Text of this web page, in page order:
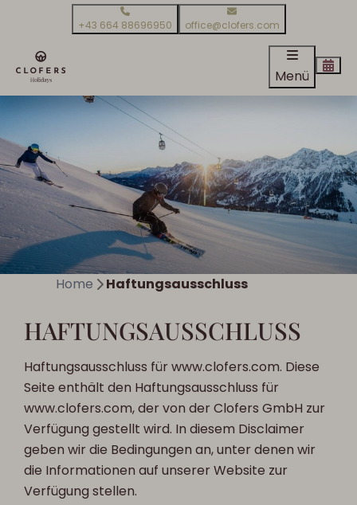
+43 664 88696950 office@clofers.com
Menü
Home Haftungsausschluss
HAFTUNGSAUSSCHLUSS
Haftungsausschluss für www.clofers.com. Diese
Seite enthält den Haftungsausschluss für
www.clofers.com, der von der Clofers GmbH zur
Verfügung gestellt wird. In diesem Disclaimer
geben wir die Bedingungen an, unter denen wir
die Informationen auf unserer Website zur
Verfügung stellen.